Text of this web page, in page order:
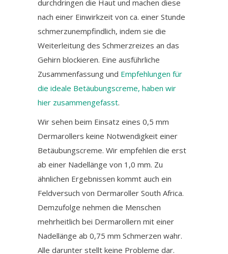
durchdringen die Haut und machen diese
nach einer Einwirkzeit von ca. einer Stunde
schmerzunempfindlich, indem sie die
Weiterleitung des Schmerzreizes an das
Gehirn blockieren. Eine ausführliche
Zusammenfassung und Empfehlungen für
die ideale Betäubungscreme, haben wir
hier zusammengefasst.
Wir sehen beim Einsatz eines 0,5 mm
Dermarollers keine Notwendigkeit einer
Betäubungscreme. Wir empfehlen die erst
ab einer Nadellänge von 1,0 mm. Zu
ähnlichen Ergebnissen kommt auch ein
Feldversuch von Dermaroller South Africa.
Demzufolge nehmen die Menschen
mehrheitlich bei Dermarollern mit einer
Nadellänge ab 0,75 mm Schmerzen wahr.
Alle darunter stellt keine Probleme dar.